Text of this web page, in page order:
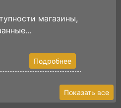
магазины,
Подробнее
Показать все